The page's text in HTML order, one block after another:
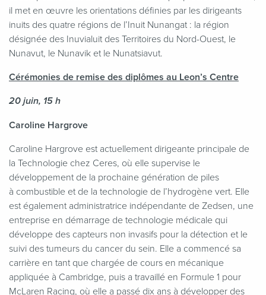
il met en œuvre les orientations définies par les dirigeants
inuits des quatre régions de l’Inuit Nunangat : la région
désignée des Inuvialuit des Territoires du Nord-Ouest, le
Nunavut, le Nunavik et le Nunatsiavut.
Cérémonies de remise des diplômes au Leon’s Centre
20 juin, 15 h
Caroline Hargrove
Caroline Hargrove est actuellement dirigeante principale de
la Technologie chez Ceres, où elle supervise le
développement de la prochaine génération de piles
à combustible et de la technologie de l’hydrogène vert. Elle
est également administratrice indépendante de Zedsen, une
entreprise en démarrage de technologie médicale qui
développe des capteurs non invasifs pour la détection et le
suivi des tumeurs du cancer du sein. Elle a commencé sa
carrière en tant que chargée de cours en mécanique
appliquée à Cambridge, puis a travaillé en Formule 1 pour
McLaren Racing, où elle a passé dix ans à développer des